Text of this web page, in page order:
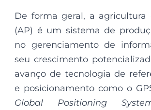
De forma geral, a agricultura
(AP) é um sistema de
no gerenciamento de
seu crescimento
avanço de tecnologia de
e posicionamento como o
Global Positioning